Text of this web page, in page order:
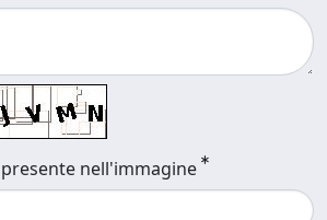
nell'immagine